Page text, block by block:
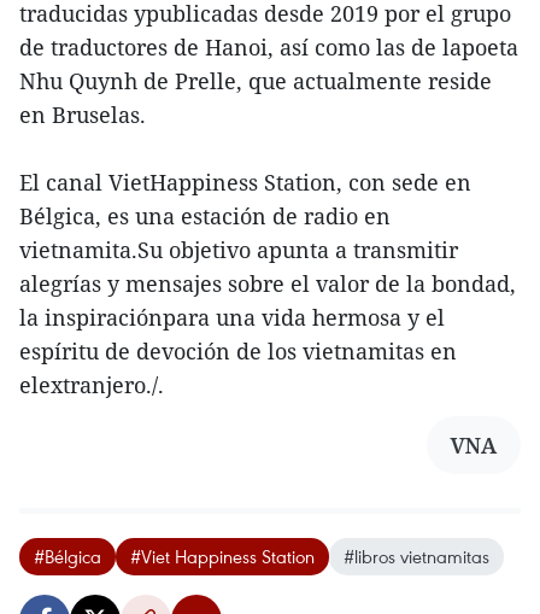
traducidas ypublicadas desde 2019 por el grupo
de traductores de Hanoi, así como las de lapoeta
Nhu Quynh de Prelle, que actualmente reside
en Bruselas.
El canal VietHappiness Station, con sede en
Bélgica, es una estación de radio en
vietnamita.Su objetivo apunta a transmitir
alegrías y mensajes sobre el valor de la bondad,
la inspiraciónpara una vida hermosa y el
espíritu de devoción de los vietnamitas en
elextranjero./.
VNA
#Bélgica #Viet Happiness Station #libros vietnamitas